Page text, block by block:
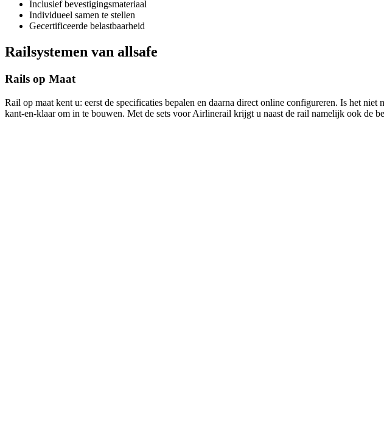
Inclusief bevestigingsmateriaal
Individueel samen te stellen
Gecertificeerde belastbaarheid
Railsystemen van allsafe
Rails op Maat
Rail op maat kent u: eerst de specificaties bepalen en daarna direct online configureren. Is het
kant-en-klaar om in te bouwen. Met de sets voor Airlinerail krijgt u naast de rail namelijk ook de